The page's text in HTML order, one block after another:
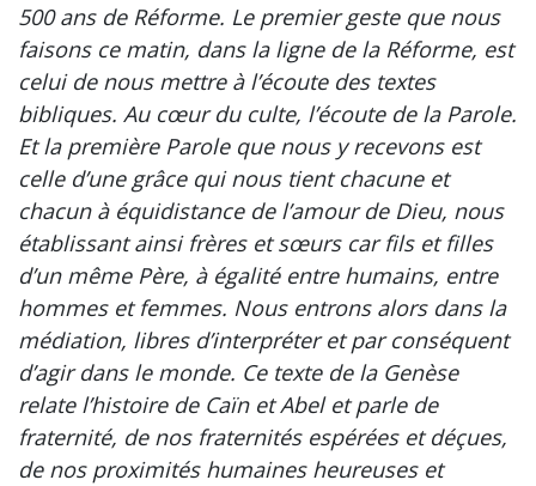
500 ans de Réforme. Le premier geste que nous
faisons ce matin, dans la ligne de la Réforme, est
celui de nous mettre à l’écoute des textes
bibliques. Au cœur du culte, l’écoute de la Parole.
Et la première Parole que nous y recevons est
celle d’une grâce qui nous tient chacune et
chacun à équidistance de l’amour de Dieu, nous
établissant ainsi frères et sœurs car fils et filles
d’un même Père, à égalité entre humains, entre
hommes et femmes. Nous entrons alors dans la
médiation, libres d’interpréter et par conséquent
d’agir dans le monde. Ce texte de la Genèse
relate l’histoire de Caïn et Abel et parle de
fraternité, de nos fraternités espérées et déçues,
de nos proximités humaines heureuses et